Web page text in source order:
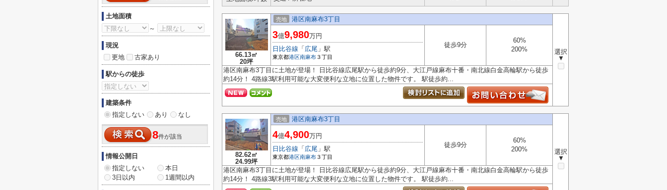
66.13㎡
20坪
売地 港区南麻布3丁目
選択
▼
3億9,980万円
日比谷線 「 広尾 」駅
東京都港区南麻布３丁目
徒歩9分
60%
200%
港区南麻布3丁目に土地が登場！ 日比谷線広尾駅から徒歩約9分、大江戸線麻布十番・南北線白金高輪駅から徒歩
約14分！ 4路線3駅利用可能な大変便利な立地に位置した物件です。 駅徒歩約...
82.62㎡
24.99坪
売地 港区南麻布3丁目
選択
▼
4億4,900万円
日比谷線 「 広尾 」駅
東京都港区南麻布３丁目
徒歩9分
60%
200%
港区南麻布3丁目に土地が登場！ 日比谷線広尾駅から徒歩約9分、大江戸線麻布十番・南北線白金高輪駅から徒歩
約14分！ 4路線3駅利用可能な大変便利な立地に位置した物件です。 駅徒歩約...
土地面積
～
現況
更地
古家あり
駅からの徒歩
建築条件
指定しない
あり なし
8件が該当
情報公開日
指定しない
本日
3日以内
1週間以内